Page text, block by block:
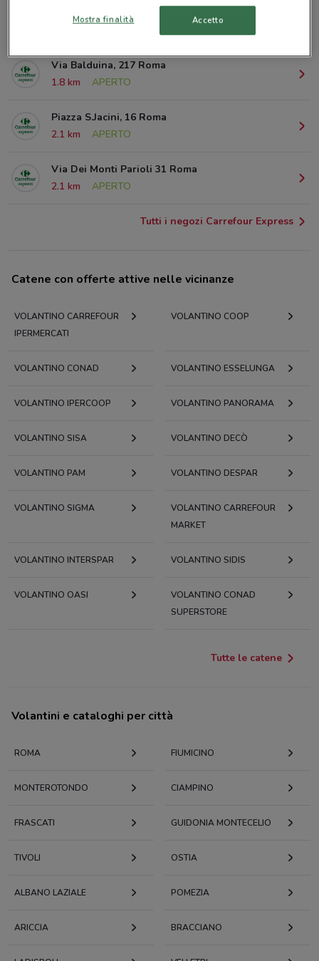
Via Monte Pertica, 27 Roma
Via Balduina, 217 Roma
1.8 km
APERTO
Piazza S.Jacini, 16 Roma
2.1 km
APERTO
Via Dei Monti Parioli 31 Roma
2.1 km
APERTO
Tutti i negozi Carrefour Express
Catene con offerte attive nelle vicinanze
VOLANTINO CARREFOUR
IPERMERCATI
VOLANTINO COOP
VOLANTINO CONAD VOLANTINO ESSELUNGA
VOLANTINO IPERCOOP VOLANTINO PANORAMA
VOLANTINO SISA VOLANTINO DECÒ
VOLANTINO PAM VOLANTINO DESPAR
VOLANTINO SIGMA
VOLANTINO CARREFOUR
MARKET
VOLANTINO INTERSPAR VOLANTINO SIDIS
VOLANTINO OASI
VOLANTINO CONAD
SUPERSTORE
Tutte le catene
Volantini e cataloghi per città
ROMA FIUMICINO
MONTEROTONDO CIAMPINO
FRASCATI GUIDONIA MONTECELIO
TIVOLI OSTIA
ALBANO LAZIALE POMEZIA
ARICCIA BRACCIANO
Mostra finalità Accetto